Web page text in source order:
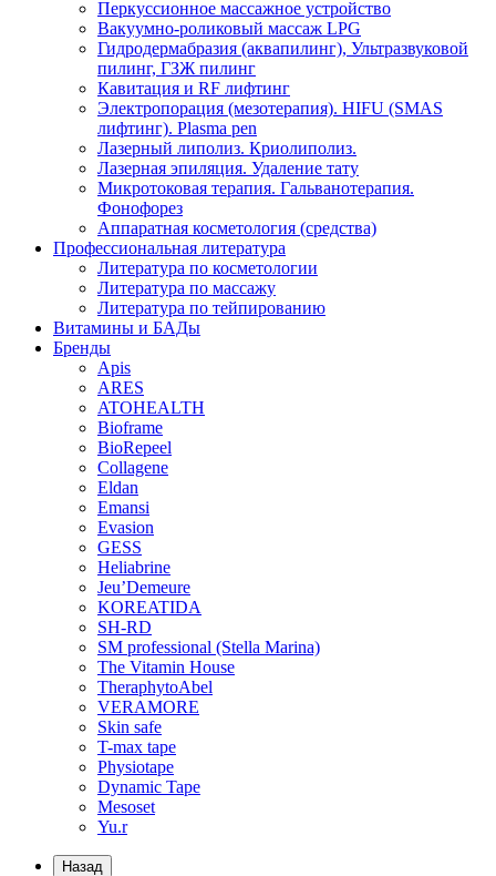
Перкуссионное массажное устройство
Вакуумно-роликовый массаж LPG
Гидродермабразия (аквапилинг), Ультразвуковой
пилинг, ГЗЖ пилинг
Кавитация и RF лифтинг
Электропорация (мезотерапия). HIFU (SMAS
лифтинг). Plasma pen
Лазерный липолиз. Криолиполиз.
Лазерная эпиляция. Удаление тату
Микротоковая терапия. Гальванотерапия.
Фонофорез
Аппаратная косметология (средства)
Профессиональная литература
Литература по косметологии
Литература по массажу
Литература по тейпированию
Витамины и БАДы
Бренды
Apis
ARES
ATOHEALTH
Bioframe
BioRepeel
Collagene
Eldan
Emansi
Evasion
GESS
Heliabrine
Jeu’Demeure
KOREATIDA
SH-RD
SM professional (Stella Marina)
The Vitamin House
TheraphytoAbel
VERAMORE
Skin safe
T-max tape
Physiotape
Dynamic Tape
Mesoset
Yu.r
Назад